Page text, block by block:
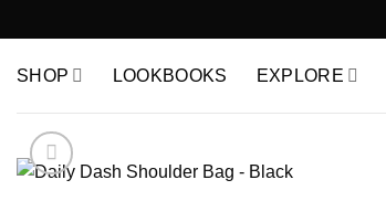
to
content
SHOP LOOKBOOKS EXPLORE